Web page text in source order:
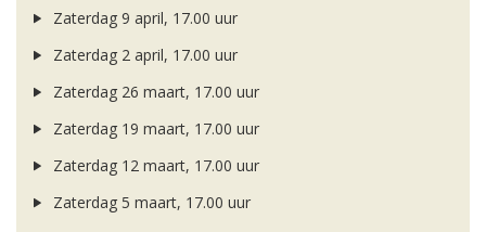
Zaterdag 9 april, 17.00 uur
Zaterdag 2 april, 17.00 uur
Zaterdag 26 maart, 17.00 uur
Zaterdag 19 maart, 17.00 uur
Zaterdag 12 maart, 17.00 uur
Zaterdag 5 maart, 17.00 uur